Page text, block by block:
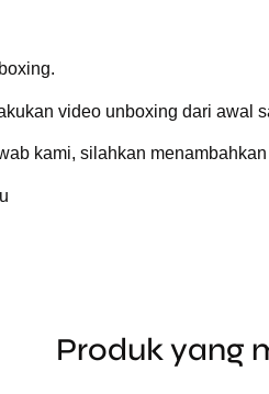
video unboxing dari awal
kami, silahkan
Produk yang